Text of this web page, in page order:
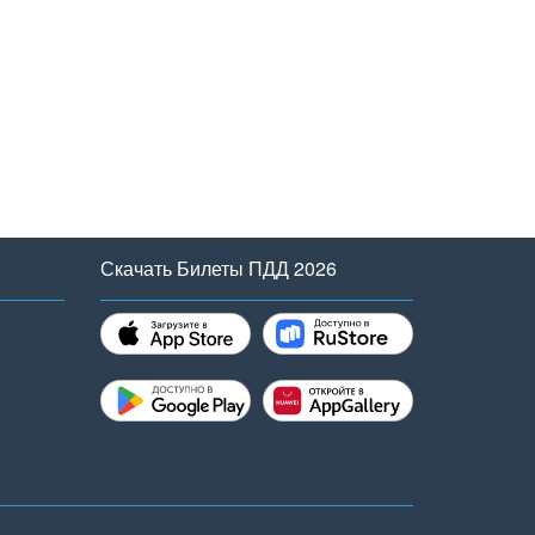
Скачать Билеты ПДД 2026